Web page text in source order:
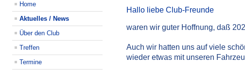
Home
Aktuelles / News
Über den Club
Treffen
Termine
Hallo liebe Club-Freunde
waren wir guter Hoffnung, daß
Auch wir hatten uns auf viele
wieder etwas mit unseren